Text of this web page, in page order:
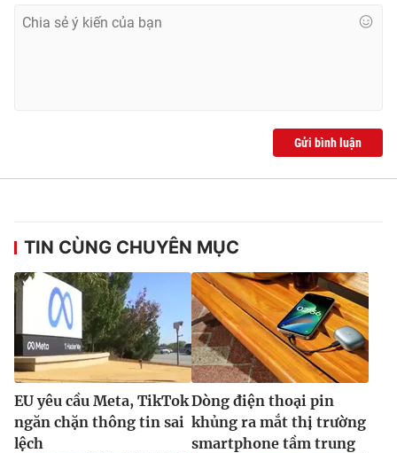
Phó Tổng Biên tập:Nguyễn Thị Mỹ Hạnh, Phạm Quốc Thắng,
® Cấm sao chép dưới mọi hình thức nếu không có sự chấp
thuận bằng văn bản. Ghi rõ nguồn VTV.vn khi phát hành lại
thông tin từ website này.
Gửi bình luận
TIN CÙNG CHUYÊN MỤC
EU yêu cầu Meta, TikTok
ngăn chặn thông tin sai
lệch
Dòng điện thoại pin
khủng ra mắt thị trường
smartphone tầm trung